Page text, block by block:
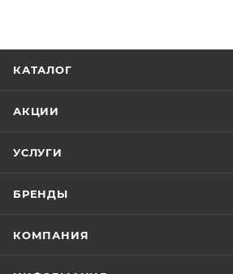
КАТАЛОГ
АКЦИИ
УСЛУГИ
БРЕНДЫ
КОМПАНИЯ